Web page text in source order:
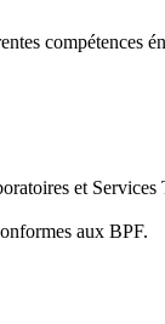
compétences
et
aux BPF.